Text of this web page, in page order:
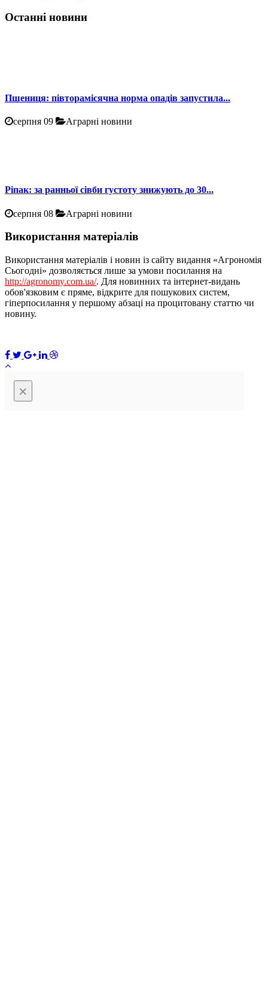
Останні новини
Пшениця: півторамісячна норма опадів запустила...
серпня 09 Аграрні новини
Ріпак: за ранньої сівби густоту знижують до 30...
серпня 08 Аграрні новини
Використання матеріалів
Використання матеріалів і новин із сайту видання «Агрономія
Сьогодні» дозволяється лише за умови посилання на
http://agronomy.com.ua/. Для новинних та інтернет-видань
обов'язковим є пряме, відкрите для пошукових систем,
гіперпосилання у першому абзаці на процитовану статтю чи
новину.
×